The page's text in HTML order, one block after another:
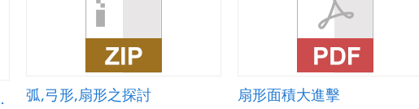
）教案 弧,弓形,扇形之探討 扇形面積大進擊